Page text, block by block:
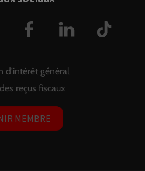
Twitter Facebook LinkedIn
d'intérêt général
reçus fiscaux
MEMBRE